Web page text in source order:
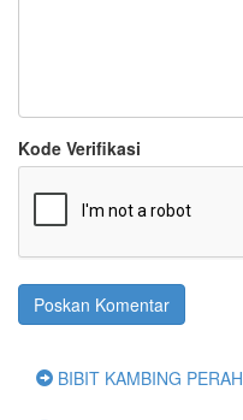
Kode Verifikasi
BIBIT KAMBING PERAH